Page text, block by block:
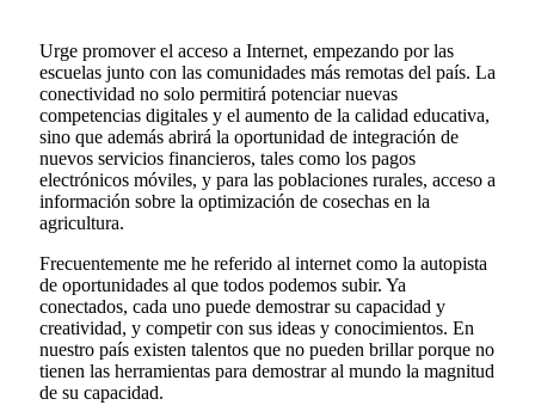
Urge promover el acceso a Internet, empezando por las
escuelas junto con las comunidades más remotas del país. La
conectividad no solo permitirá potenciar nuevas
competencias digitales y el aumento de la calidad educativa,
sino que además abrirá la oportunidad de integración de
nuevos servicios financieros, tales como los pagos
electrónicos móviles, y para las poblaciones rurales, acceso a
información sobre la optimización de cosechas en la
agricultura.
Frecuentemente me he referido al internet como la autopista
de oportunidades al que todos podemos subir. Ya
conectados, cada uno puede demostrar su capacidad y
creatividad, y competir con sus ideas y conocimientos. En
nuestro país existen talentos que no pueden brillar porque no
tienen las herramientas para demostrar al mundo la magnitud
de su capacidad.